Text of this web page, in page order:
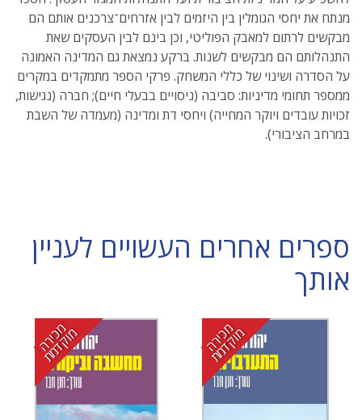
מנתח את יחסי הגומלין בין היזמים לבין אזרחים־צרכנים אותם הם
מבקשים לרתום למאבק הפוליטי, וכן בינם לבין העסקים שאת
התנהלותם הם מבקשים לשנות. ברקע נמצאת גם המדינה האמונה
על הסדרה ושינוי של כללי המשחק. פרקי הספר מתמקדים במקרים
ממספר תחומי מדיניות: סביבה (ניסויים בבעלי חיים); חברה (נגישות,
זכויות עובדים ויוקר המחייה) ויחסי דת ומדינה (מעמדה של השבת
במרחב הציבורי).
ספרים אחרים העשויים לעניין
אותך
מ
כ
י
ר
ה
מ
ו
ק
ד
מ
ת מ
כ
י
ר
ה
מ
ו
ק
ד
מ
ת